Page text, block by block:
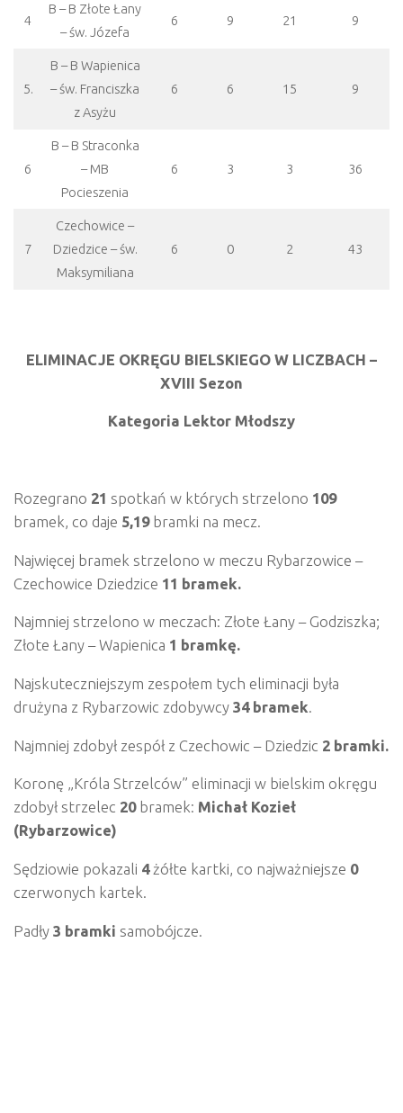
4
B – B Złote Łany
– św. Józefa
6 9 21 9
5.
B – B Wapienica
– św. Franciszka
z Asyżu
6 6 15 9
6
B – B Straconka
– MB
Pocieszenia
6 3 3 36
7
Czechowice –
Dziedzice – św.
Maksymiliana
6 0 2 43
ELIMINACJE OKRĘGU BIELSKIEGO W LICZBACH –
XVIII Sezon
Kategoria Lektor Młodszy
Rozegrano 21 spotkań w których strzelono 109
bramek, co daje 5,19bramki na mecz.
Najwięcej bramek strzelono w meczu Rybarzowice –
Czechowice Dziedzice 11 bramek.
Najmniej strzelono w meczach: Złote Łany – Godziszka;
Złote Łany – Wapienica 1 bramkę.
Najskuteczniejszym zespołem tych eliminacji była
drużyna z Rybarzowic zdobywcy 34 bramek.
Najmniej zdobył zespół z Czechowic – Dziedzic 2 bramki.
Koronę „Króla Strzelców” eliminacji w bielskim okręgu
zdobył strzelec 20bramek: Michał Kozieł
(Rybarzowice)
Sędziowie pokazali 4 żółte kartki, co najważniejsze 0
czerwonych kartek.
Padły 3 bramki samobójcze.